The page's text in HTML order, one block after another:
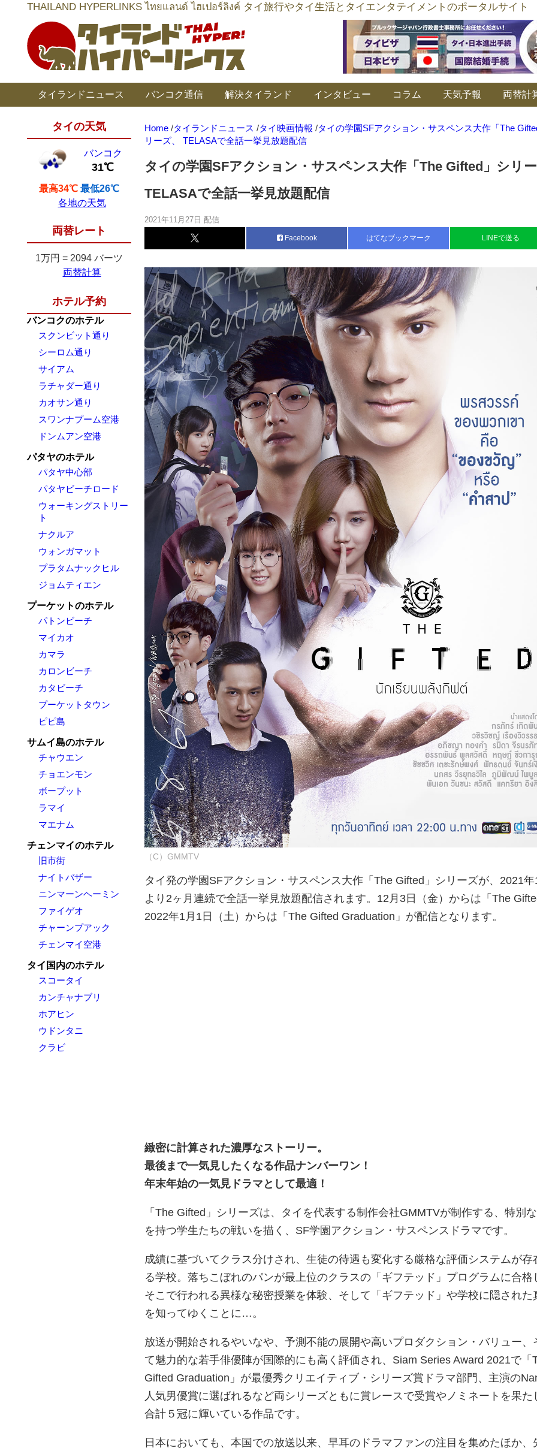
THAILAND HYPERLINKS ไทยแลนด์ ไฮเปอร์ลิงค์ タイ旅行やタイ生活とタイエンタテイメントのポータルサイト
タイランドニュース バンコク通信 解決タイランド インタビュー コラム 天気予報 両替計
タイの天気
バンコク
31℃
最高34℃ 最低26℃
各地の天気
両替レート
1万円 = 2094 バーツ
両替計算
ホテル予約
バンコクのホテル
スクンビット通り
シーロム通り
サイアム
ラチャダー通り
カオサン通り
スワンナプーム空港
ドンムアン空港
パタヤのホテル
パタヤ中心部
パタヤビーチロード
ウォーキングストリー
ト
ナクルア
ウォンガマット
プラタムナックヒル
ジョムティエン
プーケットのホテル
パトンビーチ
マイカオ
カマラ
カロンビーチ
カタビーチ
プーケットタウン
ピピ島
サムイ島のホテル
チャウエン
チョエンモン
ボープット
ラマイ
マエナム
チェンマイのホテル
旧市街
ナイトバザー
ニンマーンヘーミン
ファイゲオ
チャーンプアック
チェンマイ空港
タイ国内のホテル
スコータイ
カンチャナブリ
ホアヒン
ウドンタニ
クラビ
Home /タイランドニュース /タイ映画情報 /タイの学園SFアクション・サスペンス大作「The
リーズ、 TELASAで全話一挙見放題配信
タイの学園SFアクション・サスペンス大作「The Gifted」シリー
TELASAで全話一挙見放題配信
2021年11月27日 配信
Facebook はてなブックマーク LINEで送る
（C）GMMTV
タイ発の学園SFアクション・サスペンス大作「The Gifted」シリーズが、2021年
より2ヶ月連続で全話一挙見放題配信されます。12月3日（金）からは「The
2022年1月1日（土）からは「The Gifted Graduation」が配信となります。
緻密に計算された濃厚なストーリー。
最後まで一気見したくなる作品ナンバーワン！
年末年始の一気見ドラマとして最適！
「The Gifted」シリーズは、タイを代表する制作会社GMMTVが制作する、特別
を持つ学生たちの戦いを描く、SF学園アクション・サスペンスドラマです。
成績に基づいてクラス分けされ、生徒の待遇も変化する厳格な評価システムが存
る学校。落ちこぼれのパンが最上位のクラスの「ギフテッド」プログラムに合格
そこで行われる異様な秘密授業を体験、そして「ギフテッド」や学校に隠された
を知ってゆくことに…。
放送が開始されるやいなや、予測不能の展開や高いプロダクション・バリュー、
て魅力的な若手俳優陣が国際的にも高く評価され、Siam Series Award 2021で「
Gifted Graduation」が最優秀クリエイティブ・シリーズ賞ドラマ部門、主演の
人気男優賞に選ばれるなど両シリーズともに賞レースで受賞やノミネートを果た
合計５冠に輝いている作品です。
日本においても、本国での放送以来、早耳のドラマファンの注目を集めたほか、